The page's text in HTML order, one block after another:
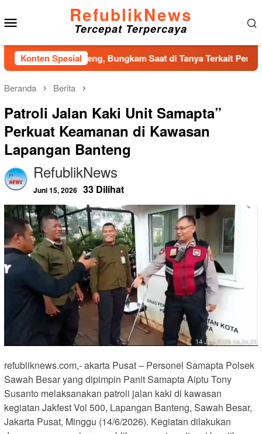
ke
konten
RefublikNews
Tercepat Terpercaya
Konten Spesial
DPRD Tapteng, Bungkam Saat di Tanya Terkait Pembahasan
Beranda Berita
Patroli Jalan Kaki Unit Samapta”
Perkuat Keamanan di Kawasan
Lapangan Banteng
RefublikNews
Juni 15, 2026 33 Dilihat
refubliknews.com,- akarta Pusat – Personel Samapta Polsek
Sawah Besar yang dipimpin Panit Samapta Aiptu Tony
Susanto melaksanakan patroli jalan kaki di kawasan
kegiatan Jakfest Vol 500, Lapangan Banteng, Sawah Besar,
Jakarta Pusat, Minggu (14/6/2026). Kegiatan dilakukan